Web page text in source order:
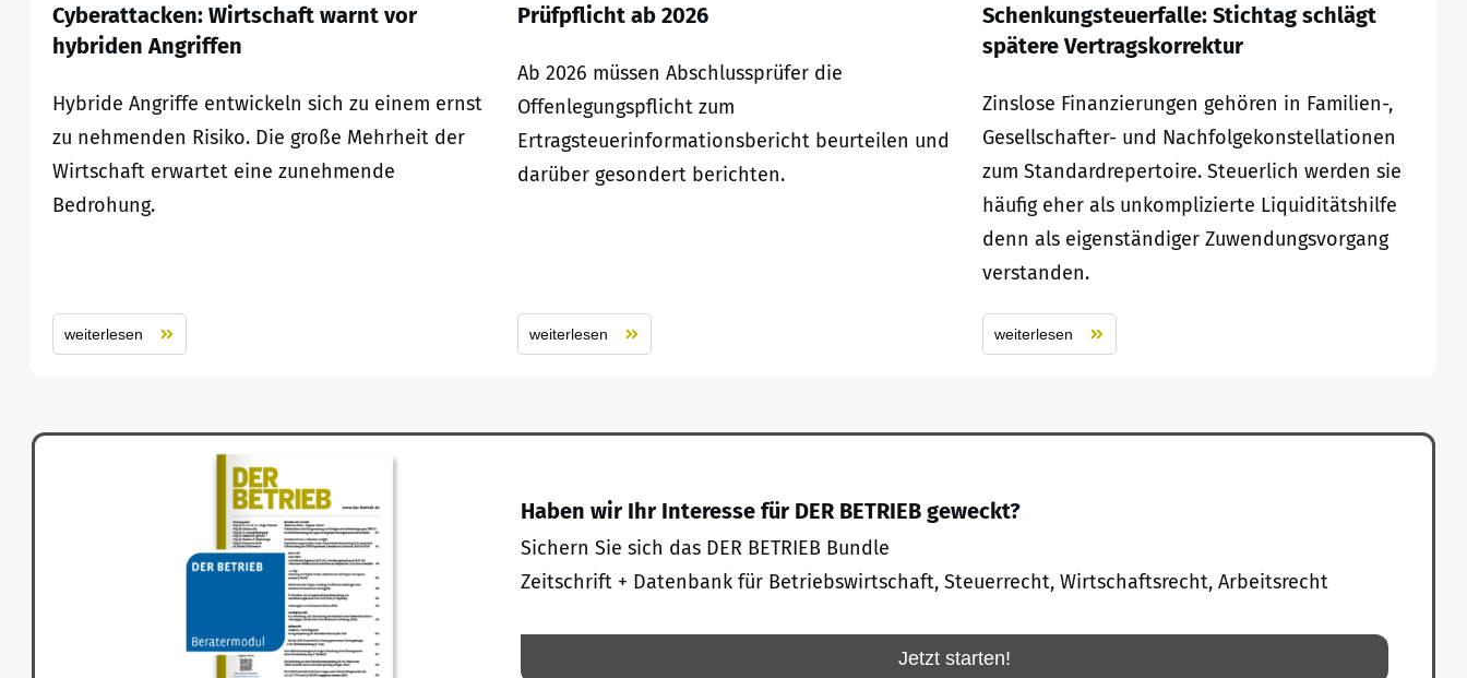
Cyberattacken: Wirtschaft warnt vor
hybriden Angriffen
Hybride Angriffe entwickeln sich zu einem ernst
zu nehmenden Risiko. Die große Mehrheit der
Wirtschaft erwartet eine zunehmende
Bedrohung.
weiterlesen
Prüfpflicht ab 2026
Ab 2026 müssen Abschlussprüfer die
Offenlegungspflicht zum
Ertragsteuerinformationsbericht beurteilen und
darüber gesondert berichten.
weiterlesen
Schenkungsteuerfalle: Stichtag schlägt
spätere Vertragskorrektur
Zinslose Finanzierungen gehören in Familien-,
Gesellschafter- und Nachfolgekonstellationen
zum Standardrepertoire. Steuerlich werden sie
häufig eher als unkomplizierte Liquiditätshilfe
denn als eigenständiger Zuwendungsvorgang
verstanden.
weiterlesen
Haben wir Ihr Interesse für DER BETRIEB geweckt?
Sichern Sie sich das DER BETRIEB Bundle
Zeitschrift + Datenbank für Betriebswirtschaft, Steuerrecht, Wirtschaftsrecht, Arbeitsrecht
Jetzt starten!